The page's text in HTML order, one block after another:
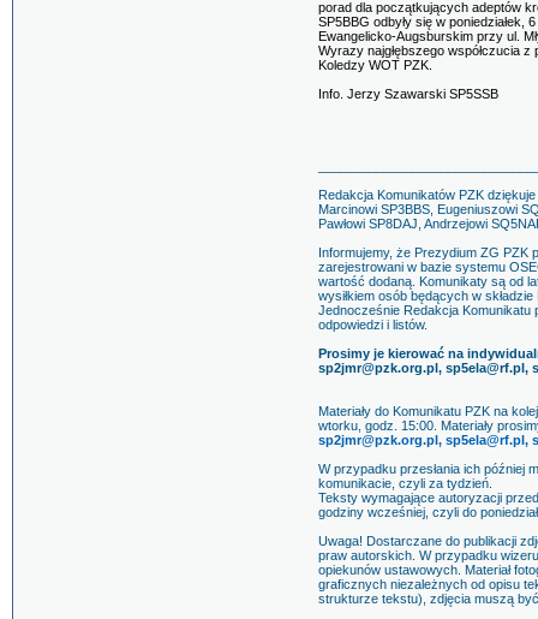
porad dla początkujących adeptów
SP5BBG odbyły się w poniedziałek,
Ewangelicko-Augsburskim przy ul.
Wyrazy najgłębszego współczucia
Koledzy WOT PZK.
Info. Jerzy Szawarski SP5SSB
Redakcja Komunikatów PZK
Marcinowi SP3BBS, Eugeniuszowi
Pawłowi SP8DAJ, Andrzejowi
Informujemy, że Prezydium ZG PZK
zarejestrowani w bazie systemu
wartość dodaną. Komunikaty są od
wysiłkiem osób będących w składzie
Jednocześnie Redakcja Komunikatu
odpowiedzi i listów.
Prosimy je kierować na
sp2jmr@pzk.org.pl, sp5ela@rf.pl,
Materiały do Komunikatu PZK na
wtorku, godz. 15:00. Materiały
sp2jmr@pzk.org.pl, sp5ela@rf.pl,
W przypadku przesłania ich później
komunikacie, czyli za tydzień.
Teksty wymagające autoryzacji
godziny wcześniej, czyli do
Uwaga! Dostarczane do publikacji
praw autorskich. W przypadku
opiekunów ustawowych. Materiał
graficznych niezależnych od opisu
strukturze tekstu), zdjęcia muszą